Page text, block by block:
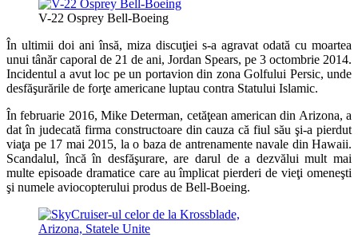
V-22 Osprey Bell-Boeing
În ultimii doi ani însă, miza discuţiei s-a agravat odată cu moartea
unui tânăr caporal de 21 de ani, Jordan Spears, pe 3 octombrie 2014.
Incidentul a avut loc pe un portavion din zona Golfului Persic, unde
desfăşurările de forţe americane luptau contra Statului Islamic.
În februarie 2016, Mike Determan, cetăţean american din Arizona, a
dat în judecată firma constructoare din cauza că fiul său şi-a pierdut
viaţa pe 17 mai 2015, la o baza de antrenamente navale din Hawaii.
Scandalul, încă în desfăşurare, are darul de a dezvălui mult mai
multe episoade dramatice care au împlicat pierderi de vieţi omeneşti
şi numele aviocopterului produs de Bell-Boeing.